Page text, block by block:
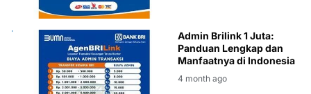
Admin Brilink 1 Juta:
Panduan Lengkap dan
Manfaatnya di Indonesia
4 month ago